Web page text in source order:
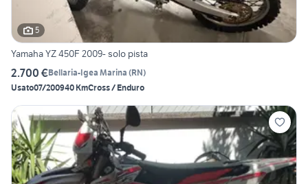
5
Yamaha YZ 450F 2009- solo pista
2.700 €Bellaria-Igea Marina (RN)
Usato07/200940 KmCross / Enduro